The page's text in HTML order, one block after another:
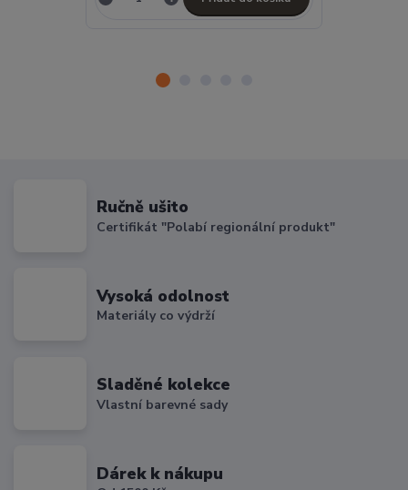
Ručně ušito
Certifikát "Polabí regionální produkt"
Vysoká odolnost
Materiály co výdrží
Sladěné kolekce
Vlastní barevné sady
Dárek k nákupu